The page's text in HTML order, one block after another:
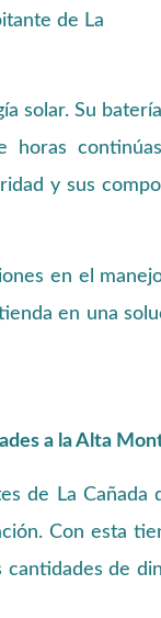
de La
solar. Su
horas
y sus
en el
en una
a la Alta
de La
Con esta
de